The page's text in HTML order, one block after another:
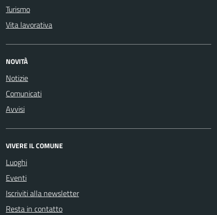
Turismo
Vita lavorativa
NOVITÀ
Notizie
Comunicati
Avvisi
VIVERE IL COMUNE
Luoghi
Eventi
Iscriviti alla newsletter
Resta in contatto